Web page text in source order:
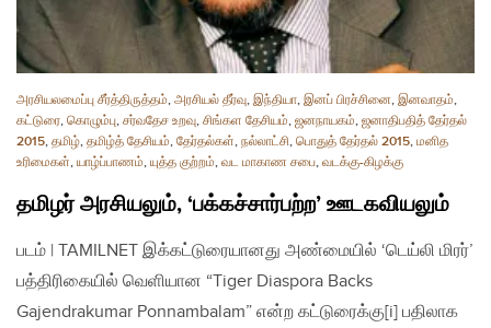
அரசியலமைப்பு சீர்த்திருத்தம், அரசியல் தீர்வு, இந்தியா, இனப் பிரச்சினை, இனவாதம்,
கட்டுரை, கொழும்பு, சர்வதேச உறவு, சிங்கள தேசியம், ஜனநாயகம், ஜனாதிபதித் தேர்தல்
2015, தமிழ், தமிழ்த் தேசியம், தேர்தல்கள், நல்லாட்சி, பொதுத் தேர்தல் 2015, மனித
உரிமைகள், யாழ்ப்பாணம், யுத்த குற்றம், வட மாகாண சபை, வடக்கு-கிழக்கு
தமிழர் அரசியலும், ‘பக்கச்சார்பற்ற’ ஊடகவியலும்
படம் | TAMILNET இக்கட்டுரையானது அண்மையில் ‘டெய்லி மிரர்’
பத்திரிகையில் வெளியான “Tiger Diaspora Backs
Gajendrakumar Ponnambalam” என்ற கட்டுரைக்கு[i] பதிலாக